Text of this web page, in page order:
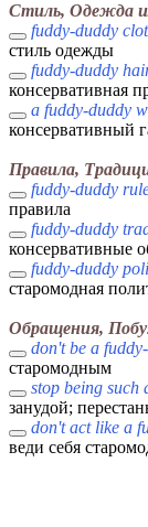
Стиль, Одежда
fuddy-duddy
стиль одежды
fuddy-duddy
консервативная
a fuddy-duddy
консервативный
Правила,
fuddy-duddy
правила
fuddy-duddy
консервативные
fuddy-duddy
старомодная
Обращения,
don't be a
старомодным
stop being such
занудой;
don't act like a
веди себя